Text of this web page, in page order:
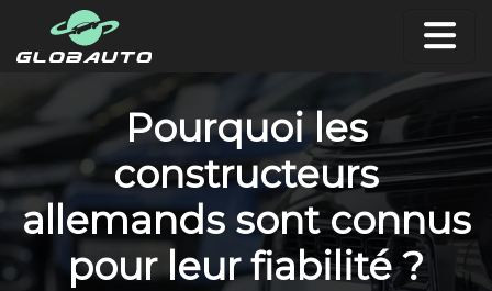
Pourquoi les
constructeurs
allemands sont connus
pour leur fiabilité ?